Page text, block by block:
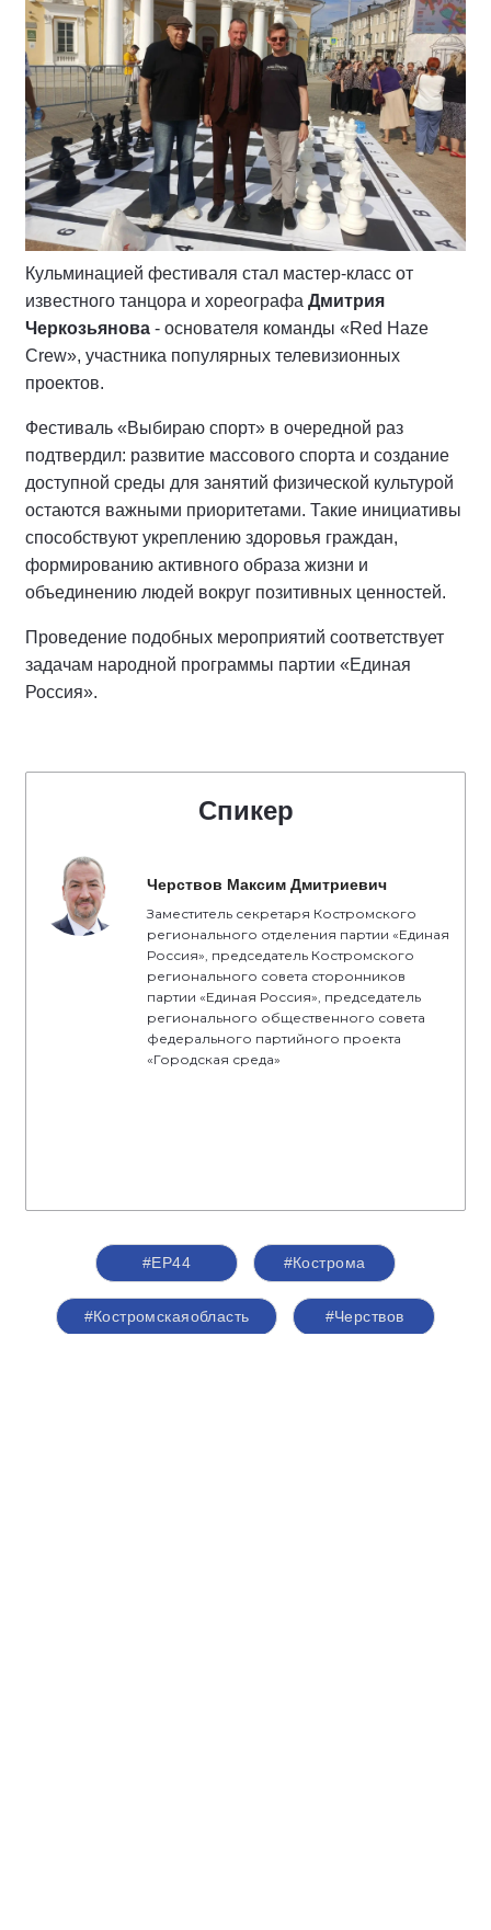
Кульминацией фестиваля стал мастер-класс от
известного танцора и хореографа Дмитрия
Черкозьянова - основателя команды «Red Haze
Crew», участника популярных телевизионных
проектов.
Фестиваль «Выбираю спорт» в очередной раз
подтвердил: развитие массового спорта и создание
доступной среды для занятий физической культурой
остаются важными приоритетами. Такие инициативы
способствуют укреплению здоровья граждан,
формированию активного образа жизни и
объединению людей вокруг позитивных ценностей.
Проведение подобных мероприятий соответствует
задачам народной программы партии «Единая
Россия».
Спикер
Черствов Максим Дмитриевич
Заместитель секретаря Костромского
регионального отделения партии «Единая
Россия», председатель Костромского
регионального совета сторонников
партии «Единая Россия», председатель
регионального общественного совета
федерального партийного проекта
«Городская среда»
#ЕР44 #Кострома
#Костромскаяобласть #Черствов